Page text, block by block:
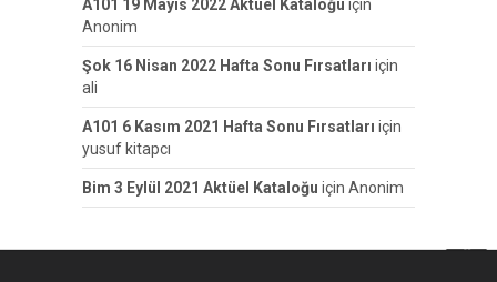
A101 19 Mayıs 2022 Aktüel Kataloğu için
Anonim
Şok 16 Nisan 2022 Hafta Sonu Fırsatları için
ali
A101 6 Kasım 2021 Hafta Sonu Fırsatları için
yusuf kitapcı
Bim 3 Eylül 2021 Aktüel Kataloğu için Anonim